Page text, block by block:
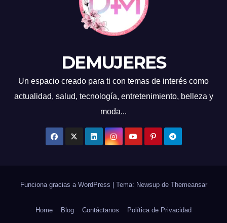
DEMUJERES
Un espacio creado para ti con temas de interés como
actualidad, salud, tecnología, entretenimiento, belleza y
moda...
Funciona gracias a WordPress Tema: Newsup de Themeansar
Home Blog Contáctanos Política de Privacidad